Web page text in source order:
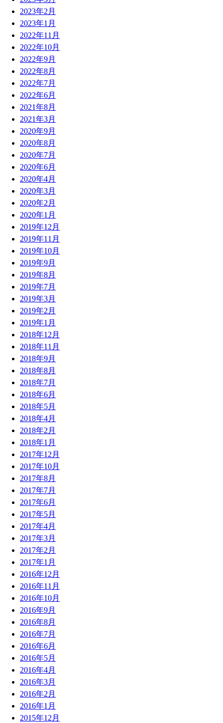
2023年2月
2023年1月
2022年11月
2022年10月
2022年9月
2022年8月
2022年7月
2022年6月
2021年8月
2021年3月
2020年9月
2020年8月
2020年7月
2020年6月
2020年4月
2020年3月
2020年2月
2020年1月
2019年12月
2019年11月
2019年10月
2019年9月
2019年8月
2019年7月
2019年3月
2019年2月
2019年1月
2018年12月
2018年11月
2018年9月
2018年8月
2018年7月
2018年6月
2018年5月
2018年4月
2018年2月
2018年1月
2017年12月
2017年10月
2017年8月
2017年7月
2017年6月
2017年5月
2017年4月
2017年3月
2017年2月
2017年1月
2016年12月
2016年11月
2016年10月
2016年9月
2016年8月
2016年7月
2016年6月
2016年5月
2016年4月
2016年3月
2016年2月
2016年1月
2015年12月